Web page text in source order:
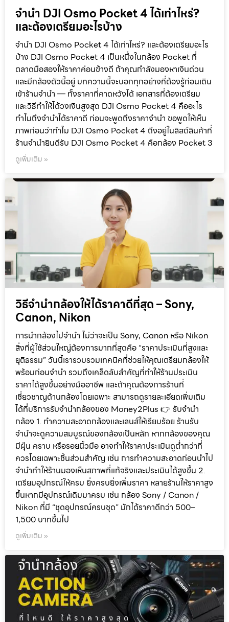
จำนำ DJI Osmo Pocket 4 ได้เท่าไหร่?
และต้องเตรียมอะไรบ้าง
จำนำ DJI Osmo Pocket 4 ได้เท่าไหร่? และต้องเตรียมอะไร
บ้าง DJI Osmo Pocket 4 เป็นหนึ่งในกล้อง Pocket ที่
ตลาดมือสองให้ราคาค่อนข้างดี ถ้าคุณกำลังมองหาเงินด่วน
และมีกล้องตัวนี้อยู่ บทความนี้จะบอกทุกอย่างที่ต้องรู้ก่อนเดิน
เข้าร้านจำนำ — ทั้งราคาที่คาดหวังได้ เอกสารที่ต้องเตรียม
และวิธีทำให้ได้วงเงินสูงสุด DJI Osmo Pocket 4 คืออะไร
ทำไมถึงจำนำได้ราคาดี ก่อนจะพูดถึงราคาจำนำ ขอพูดให้เห็น
ภาพก่อนว่าทำไม DJI Osmo Pocket 4 ถึงอยู่ในลิสต์สินค้าที่
ร้านจำนำยินดีรับ DJI Osmo Pocket 4 คือกล้อง Pocket 3
ดูเพิ่มเติม »
วิธีจำนำกล้องให้ได้ราคาดีที่สุด – Sony,
Canon, Nikon
การนำกล้องไปจำนำ ไม่ว่าจะเป็น Sony, Canon หรือ Nikon
สิ่งที่ผู้ใช้ส่วนใหญ่ต้องการมากที่สุดคือ “ราคาประเมินที่สูงและ
ยุติธรรม” วันนี้เรารวบรวมเทคนิคที่ช่วยให้คุณเตรียมกล้องให้
พร้อมก่อนจำนำ รวมถึงเคล็ดลับสำคัญที่ทำให้ร้านประเมิน
ราคาได้สูงขึ้นอย่างมืออาชีพ และถ้าคุณต้องการร้านที่
เชี่ยวชาญด้านกล้องโดยเฉพาะ สามารถดูรายละเอียดเพิ่มเติม
ได้ที่บริการรับจำนำกล้องของ Money2Plus 👉 รับจำนำ
กล้อง 1. ทำความสะอาดกล้องและเลนส์ให้เรียบร้อย ร้านรับ
จำนำจะดูความสมบูรณ์ของกล้องเป็นหลัก หากกล้องของคุณ
มีฝุ่น คราบ หรือรอยนิ้วมือ อาจทำให้ราคาประเมินดูต่ำกว่าที่
ควรโดยเฉพาะชิ้นส่วนสำคัญ เช่น การทำความสะอาดก่อนนำไป
จำนำทำให้ร้านมองเห็นสภาพที่แท้จริงและประเมินได้สูงขึ้น 2.
เตรียมอุปกรณ์ให้ครบ ยิ่งครบยิ่งเพิ่มราคา หลายร้านให้ราคาสูง
ขึ้นหากมีอุปกรณ์เดิมมาครบ เช่น กล้อง Sony / Canon /
Nikon ที่มี “ชุดอุปกรณ์ครบชุด” มักได้ราคาดีกว่า 500–
1,500 บาทขึ้นไป
ดูเพิ่มเติม »